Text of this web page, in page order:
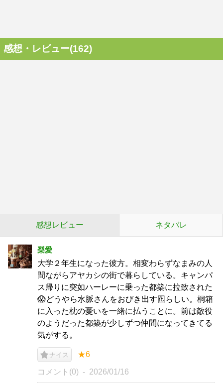
感想・レビュー(162)
感想レビュー ネタバレ
梨愛
大学２年生になった彼方。相変わらずなまみの人
間ながらアヤカシの街で暮らしている。キャンパ
ス帰りに突如ハーレーに乗った都築に拉致された
😱どうやら水脈さんをおびき出す囮らしい。桐箱
に入った枕の憂いを一緒に払うことに。前は敵役
のようだった都築が少しずつ仲間になってきてる
気がする。
ナイス ★6
コメント(0) 2026/01/16